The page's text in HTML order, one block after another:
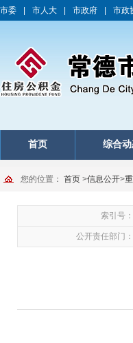
市委 市人大 市政府 市政
首页 综合
您的位置： 首页 >信息公开>
索引号：
公开责任部门：